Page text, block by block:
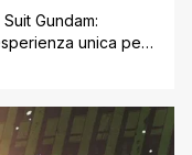
Gundam:
unica per i
cinematografica e
l’attenzione degli